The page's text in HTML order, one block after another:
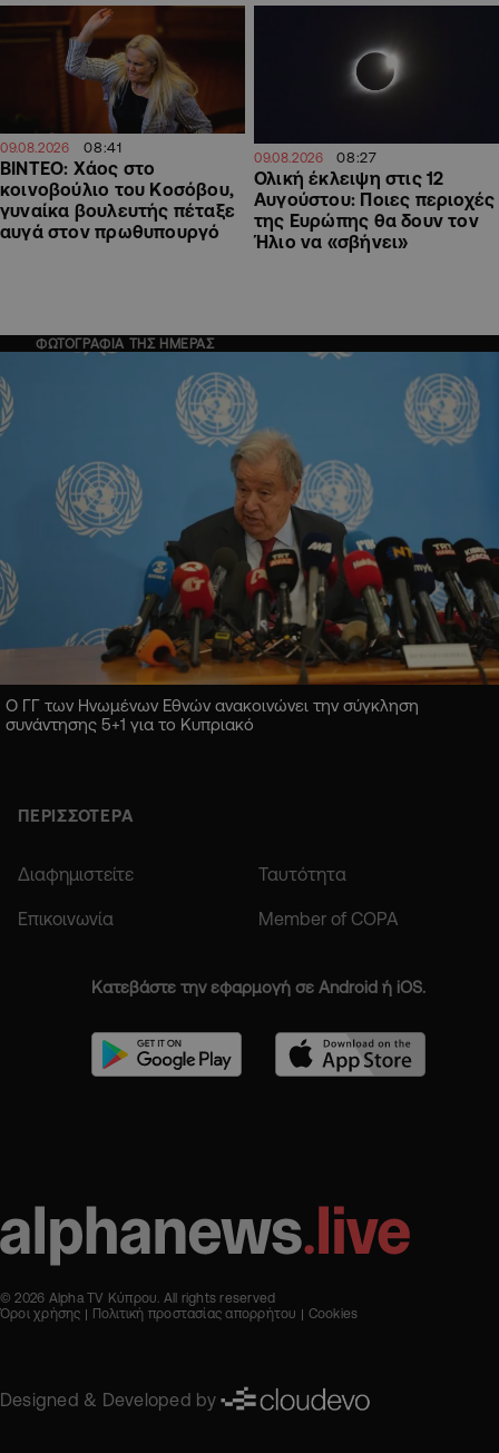
09.08.2026 08:41
ΒΙΝΤΕΟ: Χάος στο
κοινοβούλιο του Κοσόβου,
γυναίκα βουλευτής πέταξε
αυγά στον πρωθυπουργό
09.08.2026 08:27
Ολική έκλειψη στις 12
Αυγούστου: Ποιες περιοχές
της Ευρώπης θα δουν τον
Ήλιο να «σβήνει»
ΦΩΤΟΓΡΑΦΙΑ ΤΗΣ ΗΜΕΡΑΣ
Ο ΓΓ των Ηνωμένων Εθνών ανακοινώνει την σύγκληση
συνάντησης 5+1 για το Κυπριακό
ΠΕΡΙΣΣΟΤΕΡΑ
Διαφημιστείτε Ταυτότητα
Επικοινωνία Member of COPA
Κατεβάστε την εφαρμογή σε Android ή iOS.
© 2026 Alpha TV Κύπρου. All rights reserved
Όροι χρήσης
Πολιτική προστασίας απορρήτου Cookies
Designed & Developed by